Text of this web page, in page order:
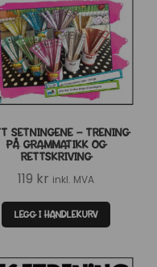
UTVID
SETNINGENE – TRENING
PÅ GRAMMATIKK OG
RETTSKRIVING
119 kr inkl. MVA
LEGG I HANDLEKURV